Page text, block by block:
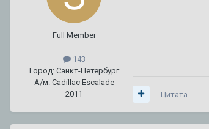
Full Member
143
Город: Санкт-Петербург
А/м: Cadillac Escalade
2011
Цитата